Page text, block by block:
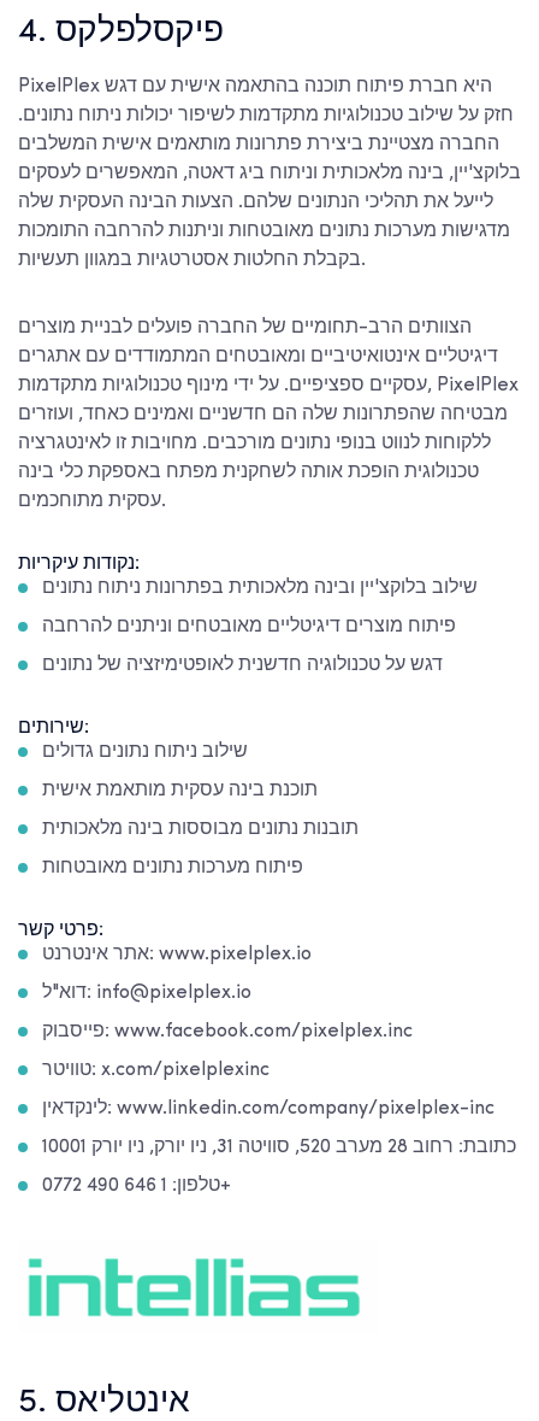
4. פיקסלפלקס
PixelPlex היא חברת פיתוח תוכנה בהתאמה אישית עם דגש
חזק על שילוב טכנולוגיות מתקדמות לשיפור יכולות ניתוח נתונים.
החברה מצטיינת ביצירת פתרונות מותאמים אישית המשלבים
בלוקצ'יין, בינה מלאכותית וניתוח ביג דאטה, המאפשרים לעסקים
לייעל את תהליכי הנתונים שלהם. הצעות הבינה העסקית שלה
מדגישות מערכות נתונים מאובטחות וניתנות להרחבה התומכות
בקבלת החלטות אסטרטגיות במגוון תעשיות.
הצוותים הרב-תחומיים של החברה פועלים לבניית מוצרים
דיגיטליים אינטואיטיביים ומאובטחים המתמודדים עם אתגרים
עסקיים ספציפיים. על ידי מינוף טכנולוגיות מתקדמות, PixelPlex
מבטיחה שהפתרונות שלה הם חדשניים ואמינים כאחד, ועוזרים
ללקוחות לנווט בנופי נתונים מורכבים. מחויבות זו לאינטגרציה
טכנולוגית הופכת אותה לשחקנית מפתח באספקת כלי בינה
עסקית מתוחכמים.
נקודות עיקריות:
שילוב בלוקצ'יין ובינה מלאכותית בפתרונות ניתוח נתונים
פיתוח מוצרים דיגיטליים מאובטחים וניתנים להרחבה
דגש על טכנולוגיה חדשנית לאופטימיזציה של נתונים
שירותים:
שילוב ניתוח נתונים גדולים
תוכנת בינה עסקית מותאמת אישית
תובנות נתונים מבוססות בינה מלאכותית
פיתוח מערכות נתונים מאובטחות
פרטי קשר:
אתר אינטרנט: www.pixelplex.io
דוא"ל: info@pixelplex.io
פייסבוק: www.facebook.com/pixelplex.inc
טוויטר: x.com/pixelplexinc
לינקדאין: www.linkedin.com/company/pixelplex-inc
כתובת: רחוב 28 מערב 520, סוויטה 31, ניו יורק, ניו יורק 10001
טלפון: 1 646 490 0772+
5. אינטליאס